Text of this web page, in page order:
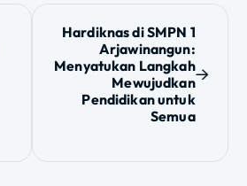
Hardiknas di SMPN 1
Arjawinangun:
Menyatukan Langkah
Mewujudkan
Pendidikan untuk
Semua